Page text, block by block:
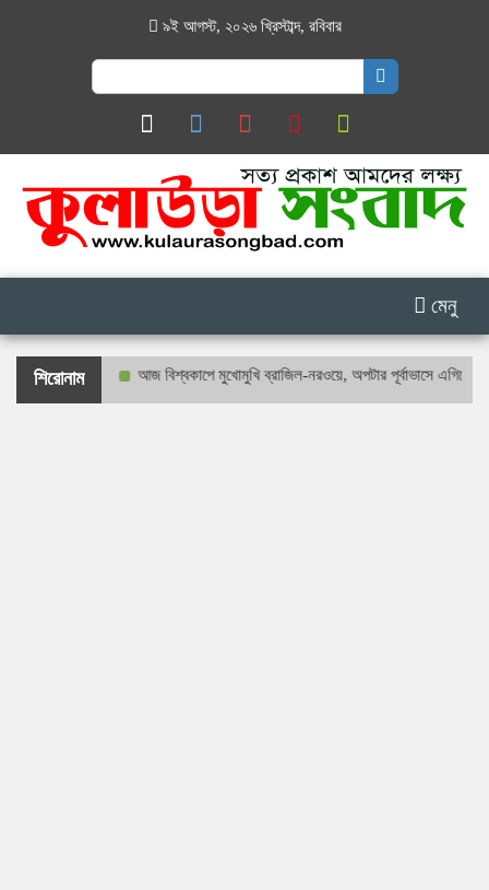
৯ই আগস্ট, ২০২৬ খ্রিস্টাব্দ, রবিবার
Search
for:
মেনু
শিরোনাম
যত কীর্তি আজ বিশ্বকাপে মুখোমুখি ব্রাজিল-নরওয়ে, অপটার পূর্বাভাসে এগিয়ে